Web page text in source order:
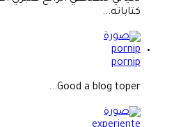
كتاباته...
pornip
Good a blog toper...